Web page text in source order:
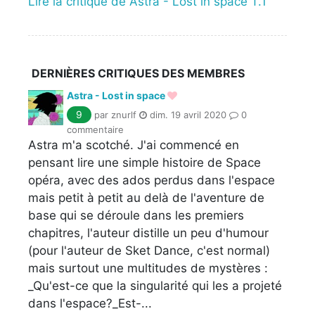
DERNIÈRES CRITIQUES DES MEMBRES
Astra - Lost in space
9
par znurlf dim. 19 avril 2020
0
commentaire
Astra m'a scotché. J'ai commencé en
pensant lire une simple histoire de Space
opéra, avec des ados perdus dans l'espace
mais petit à petit au delà de l'aventure de
base qui se déroule dans les premiers
chapitres, l'auteur distille un peu d'humour
(pour l'auteur de Sket Dance, c'est normal)
mais surtout une multitudes de mystères :
_Qu'est-ce que la singularité qui les a projeté
dans l'espace?_Est-...